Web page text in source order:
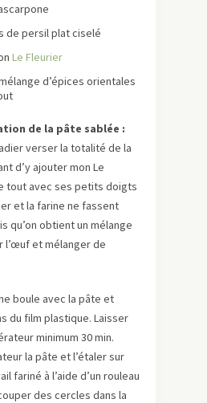
de persil plat ciselé
Le Fleurier
d’épices orientales
de la pâte sablée :
verser la totalité de la
d’y ajouter mon Le
tout avec ses petits doigts
et la farine ne fassent
qu’on obtient un mélange
l’œuf et mélanger de
boule avec la pâte et
du film plastique. Laisser
minimum 30 min.
la pâte et l’étaler sur
fariné à l’aide d’un rouleau
des cercles dans la